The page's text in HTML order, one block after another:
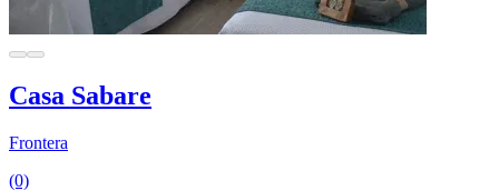
Casa Sabare
Frontera
(0)